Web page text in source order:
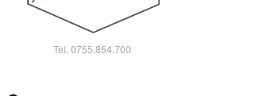
Tel. 0755.854.700